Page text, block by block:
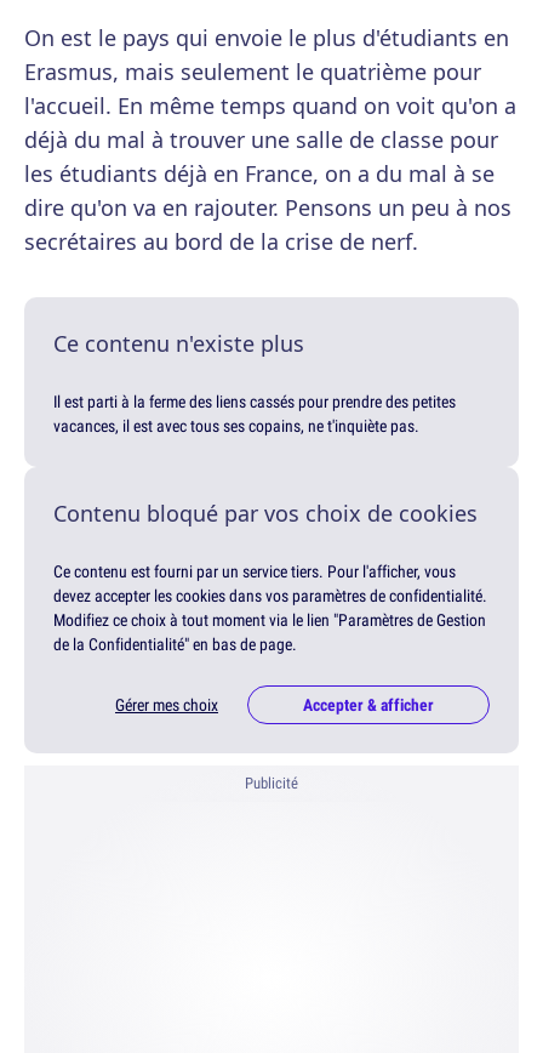
On est le pays qui envoie le plus d'étudiants en
Erasmus, mais seulement le quatrième pour
l'accueil. En même temps quand on voit qu'on a
déjà du mal à trouver une salle de classe pour
les étudiants déjà en France, on a du mal à se
dire qu'on va en rajouter. Pensons un peu à nos
secrétaires au bord de la crise de nerf.
Ce contenu n'existe plus
Il est parti à la ferme des liens cassés pour prendre des petites
vacances, il est avec tous ses copains, ne t'inquiète pas.
Contenu bloqué par vos choix de cookies
Ce contenu est fourni par un service tiers. Pour l'afficher, vous
devez accepter les cookies dans vos paramètres de confidentialité.
Modifiez ce choix à tout moment via le lien "Paramètres de Gestion
de la Confidentialité" en bas de page.
Gérer mes choix Accepter & afficher
Publicité